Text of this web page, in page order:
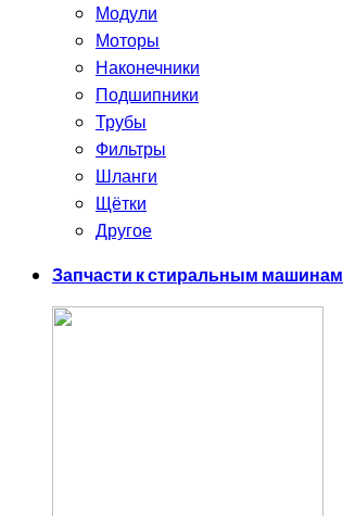
Модули
Моторы
Наконечники
Подшипники
Трубы
Фильтры
Шланги
Щётки
Другое
Запчасти к стиральным машинам